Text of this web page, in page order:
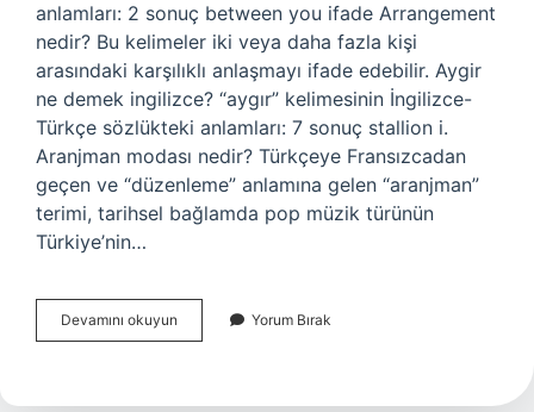
anlamları: 2 sonuç between you ifade Arrangement
nedir? Bu kelimeler iki veya daha fazla kişi
arasındaki karşılıklı anlaşmayı ifade edebilir. Aygir
ne demek ingilizce? “aygır” kelimesinin İngilizce-
Türkçe sözlükteki anlamları: 7 sonuç stallion i.
Aranjman modası nedir? Türkçeye Fransızcadan
geçen ve “düzenleme” anlamına gelen “aranjman”
terimi, tarihsel bağlamda pop müzik türünün
Türkiye’nin…
Devamını okuyun Aranjman
Ne
Yorum Bırak